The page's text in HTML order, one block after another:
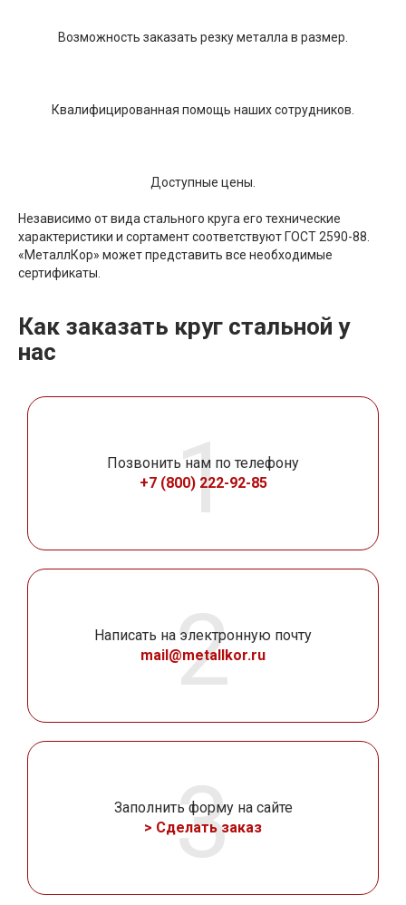
Возможность заказать резку металла в размер.
Квалифицированная помощь наших сотрудников.
Доступные цены.
Независимо от вида стального круга его технические
характеристики и сортамент соответствуют ГОСТ 2590-88.
«МеталлКор» может представить все необходимые
сертификаты.
Как заказать круг стальной у
нас
Позвонить нам по телефону
+7 (800) 222-92-85
Написать на электронную почту
mail@metallkor.ru
Заполнить форму на сайте
> Сделать заказ